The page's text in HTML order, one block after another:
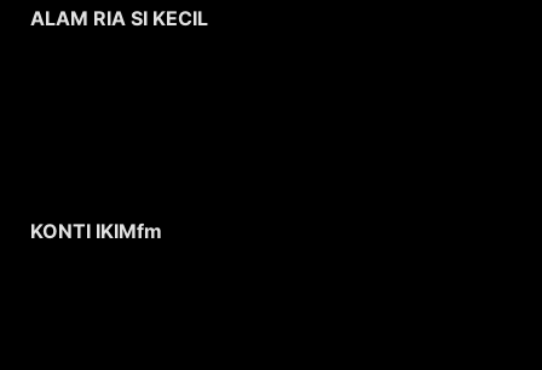
ALAM RIA SI KECIL
KONTI IKIMfm